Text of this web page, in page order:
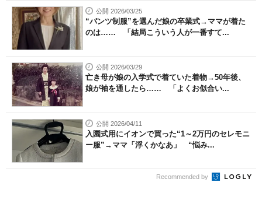
公開 2026/03/25
“パンツ制服”を選んだ娘の卒業式→ママが着た
のは…… 「結局こういう人が一番すて...
公開 2026/03/29
亡き母が娘の入学式で着ていた着物→50年後、
娘が袖を通したら…… 「よくお似合い...
公開 2026/04/11
入園式用にイオンで買った“1～2万円のセレモニ
ー服”→ママ「浮くかなあ」 “悩み...
Recommended by